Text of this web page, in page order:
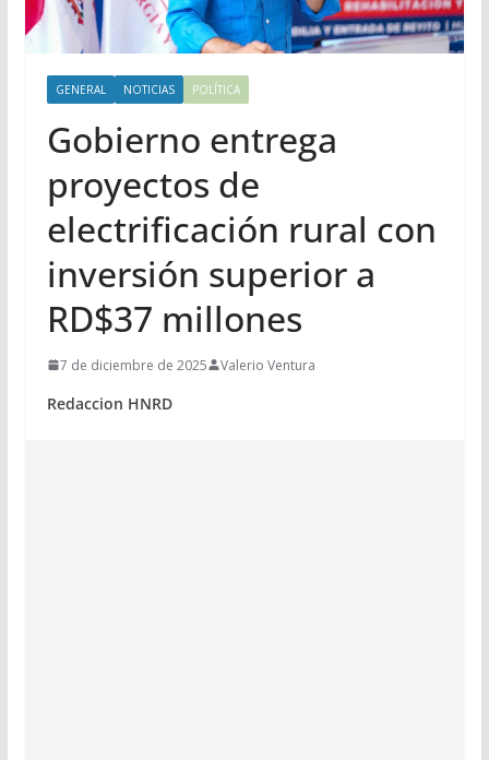
GENERAL NOTICIAS POLÍTICA
Gobierno entrega
proyectos de
electrificación rural con
inversión superior a
RD$37 millones
7 de diciembre de 2025 Valerio Ventura
Redaccion HNRD